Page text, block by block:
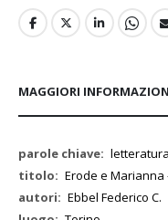
MAGGIORI
Maggiori
InformazioniErode e Marianna
Ebbel Federico C.